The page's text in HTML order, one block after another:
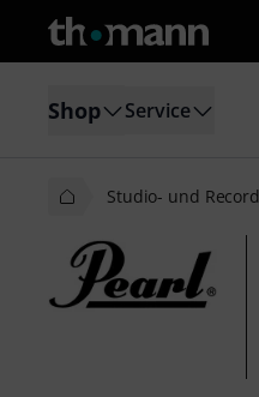
Shop Service
Studio- und